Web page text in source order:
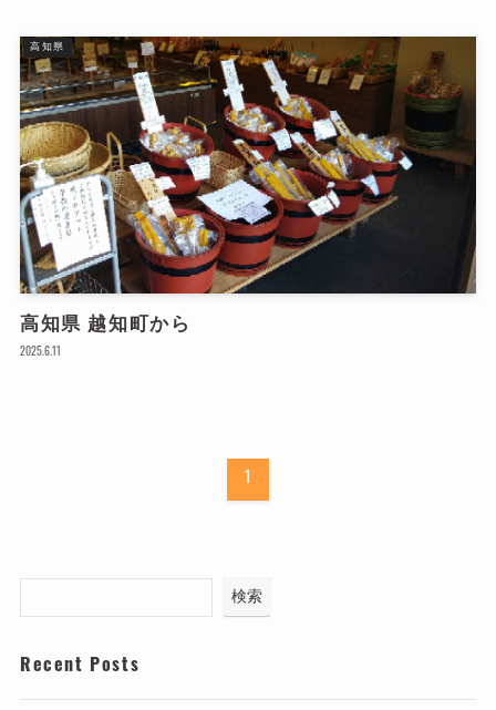
高知県
高知県 越知町から
2025.6.11
検索
Recent Posts